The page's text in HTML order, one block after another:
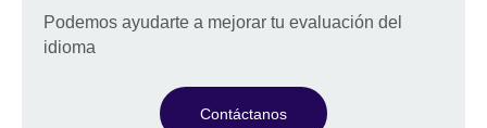
Podemos ayudarte a mejorar tu evaluación del
idioma
Contáctanos